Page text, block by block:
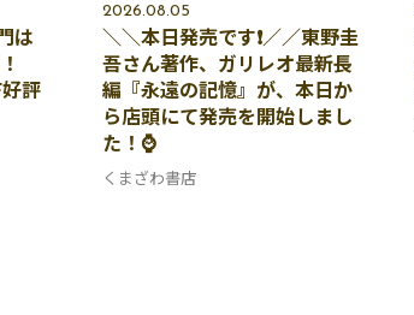
は
評
2026.08.05
＼＼本日発売です❗️／／東野圭
吾さん著作、ガリレオ最新長
編『永遠の記憶』が、本日か
ら店頭にて発売を開始しまし
た！⌚️
くまざわ書店